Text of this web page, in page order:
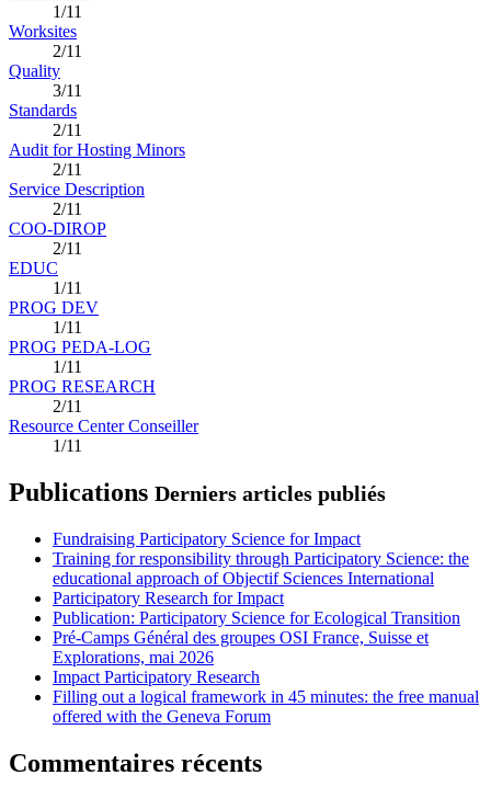
1/11
Worksites
2/11
Quality
3/11
Standards
2/11
Audit for Hosting Minors
2/11
Service Description
2/11
COO-DIROP
2/11
EDUC
1/11
PROG DEV
1/11
PROG PEDA-LOG
1/11
PROG RESEARCH
2/11
Resource Center Conseiller
1/11
Publications Derniers articles publiés
Fundraising Participatory Science for Impact
Training for responsibility through Participatory Science: the
educational approach of Objectif Sciences International
Participatory Research for Impact
Publication: Participatory Science for Ecological Transition
Pré-Camps Général des groupes OSI France, Suisse et
Explorations, mai 2026
Impact Participatory Research
Filling out a logical framework in 45 minutes: the free manual
offered with the Geneva Forum
Commentaires récents